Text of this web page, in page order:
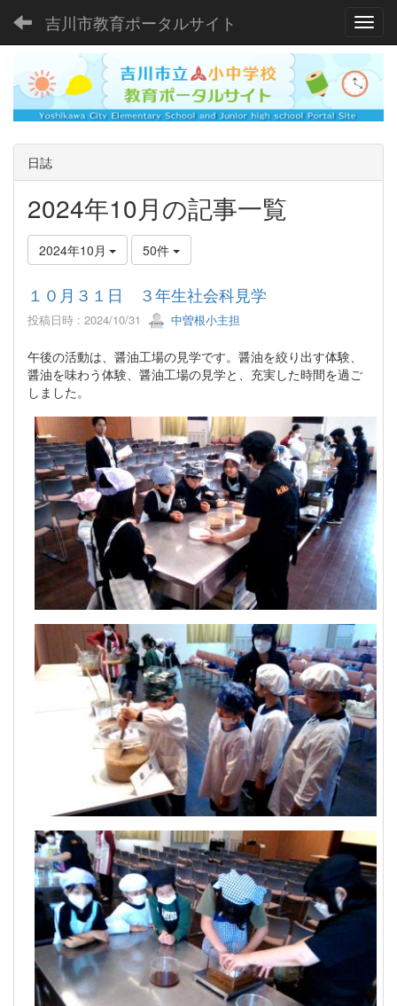
吉川市教育ポータルサイト
日誌
2024年10月の記事一覧
2024年10月 50件
１０月３１日 ３年生社会科見学
投稿日時 : 2024/10/31 中曽根小主担
午後の活動は、醤油工場の見学です。醤油を絞り出す体験、
醤油を味わう体験、醤油工場の見学と、充実した時間を過ご
しました。